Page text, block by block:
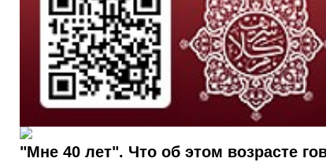
"Мне 40 лет". Что об этом возрасте